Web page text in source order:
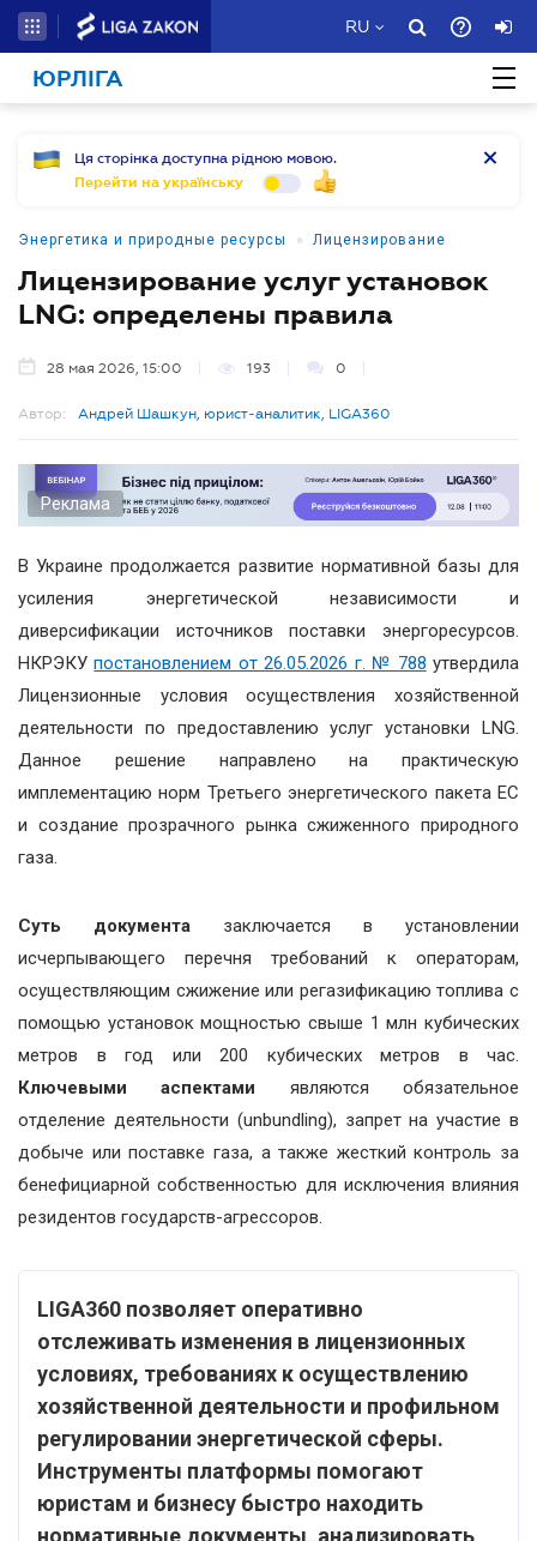
RU
ЮРЛІГА
Ця сторінка доступна рідною мовою.
Перейти на українську
Энергетика и природные ресурсы • Лицензирование
Лицензирование услуг установок
LNG: определены правила
28 мая 2026, 15:00 193 0
Автор: Андрей Шашкун, юрист-аналитик, LIGA360
Реклама
В Украине продолжается развитие нормативной базы для
усиления энергетической независимости и
диверсификации источников поставки энергоресурсов.
НКРЭКУпостановлением от 26.05.2026 г. № 788 утвердила
Лицензионные условия осуществления хозяйственной
деятельности по предоставлению услуг установки LNG.
Данное решение направлено на практическую
имплементацию норм Третьего энергетического пакета ЕС
и создание прозрачного рынка сжиженного природного
газа.
Суть документа заключается в установлении
исчерпывающего перечня требований к операторам,
осуществляющим сжижение или регазификацию топлива с
помощью установок мощностью свыше 1 млн кубических
метров в год или 200 кубических метров в час.
Ключевыми аспектами являются обязательное
отделение деятельности (unbundling), запрет на участие в
добыче или поставке газа, а также жесткий контроль за
бенефициарной собственностью для исключения влияния
резидентов государств-агрессоров.
LIGA360 позволяет оперативно
отслеживать изменения в лицензионных
условиях, требованиях к осуществлению
хозяйственной деятельности и профильном
регулировании энергетической сферы.
Инструменты платформы помогают
юристам и бизнесу быстро находить
нормативные документы, анализировать